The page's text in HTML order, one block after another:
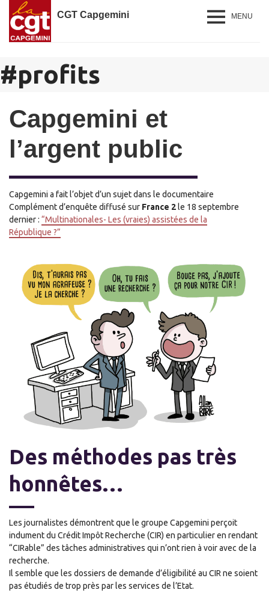
CGT Capgemini MENU
#profits
Capgemini et
l’argent public
Capgemini a fait l’objet d’un sujet dans le documentaire
Complément d’enquête diffusé sur France 2 le 18 septembre
dernier : “Multinationales- Les (vraies) assistées de la
République ?”
Des méthodes pas très
honnêtes…
Les journalistes démontrent que le groupe Capgemini perçoit
indument du Crédit Impôt Recherche (CIR) en particulier en rendant
“CIRable” des tâches administratives qui n’ont rien à voir avec de la
recherche.
Il semble que les dossiers de demande d’éligibilité au CIR ne soient
pas étudiés de trop près par les services de l’Etat.